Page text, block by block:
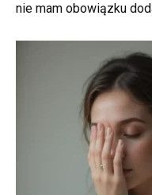
nie mam obowiązku